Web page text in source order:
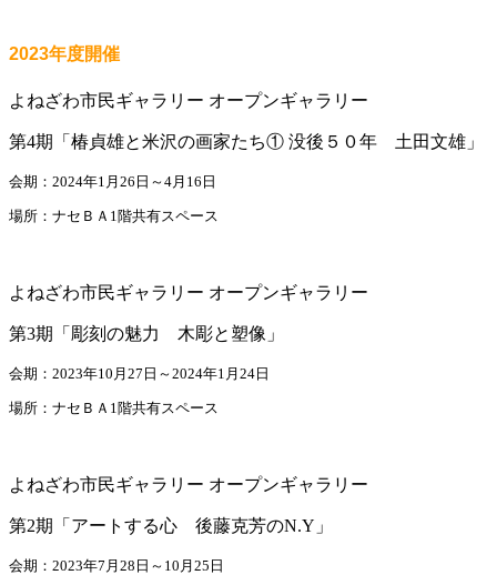
2023年度開催
よねざわ市民ギャラリー オープンギャラリー
第4期「椿貞雄と米沢の画家たち① 没後５０年 土田文雄」
会期：2024年1月26日～4月16日
場所：ナセＢＡ1階共有スペース
よねざわ市民ギャラリー オープンギャラリー
第3期「彫刻の魅力 木彫と塑像」
会期：2023年10月27日～2024年1月24日
場所：ナセＢＡ1階共有スペース
よねざわ市民ギャラリー オープンギャラリー
第2期「アートする心 後藤克芳のN.Y」
会期：2023年7月28日～10月25日